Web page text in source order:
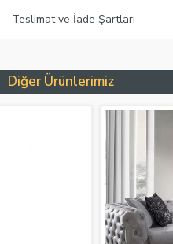
Teslimat ve İade Şartları
Diğer Ürünlerimiz